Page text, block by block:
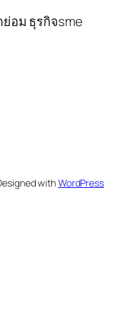
อม ธุรกิจsme
withWordPress